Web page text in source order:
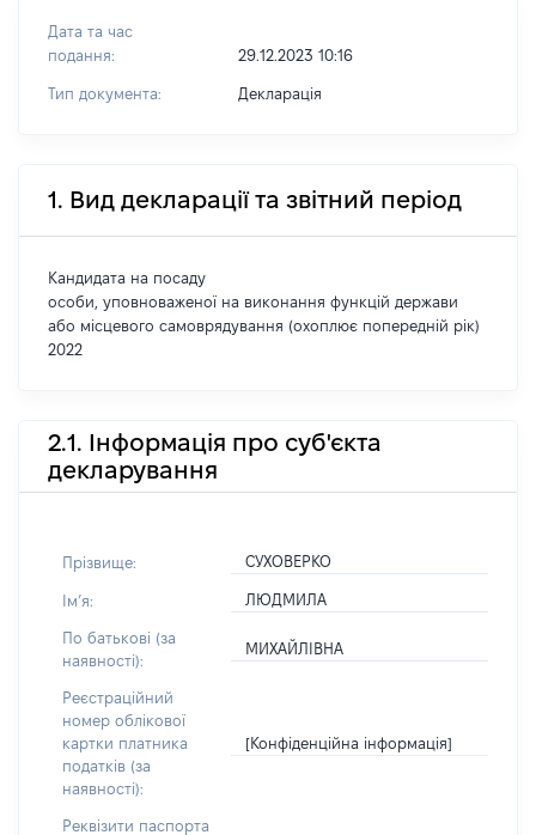
Дата та час
подання:
29.12.2023 10:16
Тип документа: Декларація
1. Вид декларації та звітний період
Кандидата на посаду
особи, уповноваженої на виконання функцій держави
або місцевого самоврядування (охоплює попередній рік)
2022
2.1. Інформація про суб'єкта
декларування
Прізвище: СУХОВЕРКО
Імʼя: ЛЮДМИЛА
По батькові (за
наявності):
МИХАЙЛІВНА
Реєстраційний
номер облікової
картки платника
податків (за
наявності):
[Конфіденційна інформація]
Реквізити паспорта